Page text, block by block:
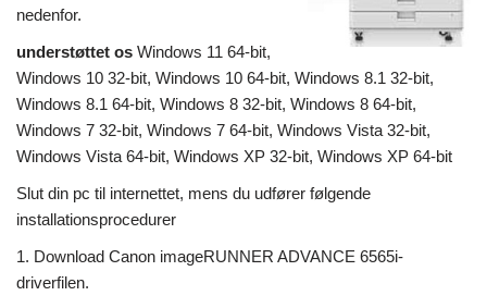
nedenfor.
understøttet os Windows 11 64-bit,
Windows 10 32-bit, Windows 10 64-bit, Windows 8.1 32-bit,
Windows 8.1 64-bit, Windows 8 32-bit, Windows 8 64-bit,
Windows 7 32-bit, Windows 7 64-bit, Windows Vista 32-bit,
Windows Vista 64-bit, Windows XP 32-bit, Windows XP 64-bit
Slut din pc til internettet, mens du udfører følgende
installationsprocedurer
1. Download Canon imageRUNNER ADVANCE 6565i-
driverfilen.